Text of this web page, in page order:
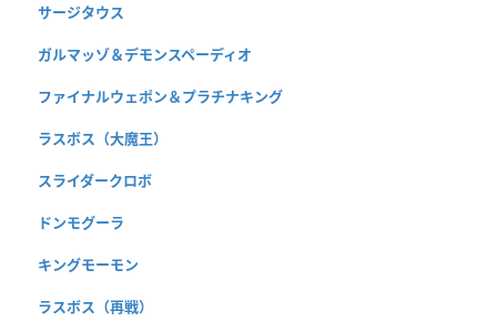
サージタウス
ガルマッゾ＆デモンスペーディオ
ファイナルウェポン＆プラチナキング
ラスボス（大魔王）
スライダークロボ
ドンモグーラ
キングモーモン
ラスボス（再戦）